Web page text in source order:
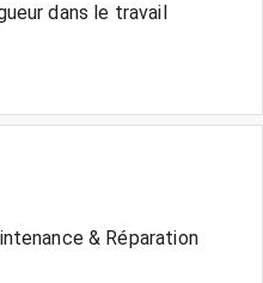
dans le travail
& Réparation